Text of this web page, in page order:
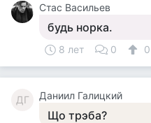
Стас Васильев
будь норка.
8 лет 0 0
ДГ Даниил Галицкий
Що трэба?